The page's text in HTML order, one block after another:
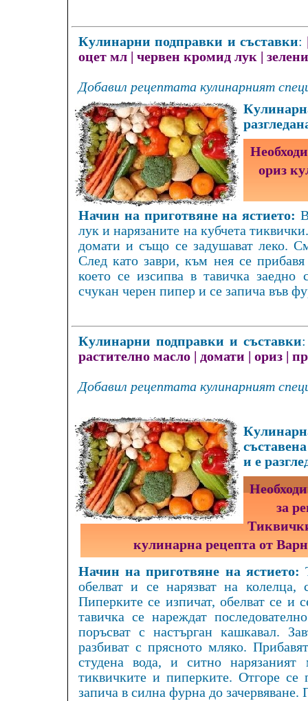
Кулинарни подправки и съставки:
оцет мл
червен кромид лук
Добавил рецептата кулинарният
ориз
Начин на приготвяне на ястието:
лук и нарязаните на кубчета
домати и също се задушават леко.
След като заври, към нея се
което се изсипва в тавичка
счукан черен пипер и се запича във
Кулинарни подправки и съставки
растително масло
домати ориз
Добавил рецептата кулинарният
и е
за
кулинарна рецепта от
Начин на приготвяне на ястието:
обелват и се нарязват на колелца,
Пиперките се изпичат, обелват се и
тавичка се нареждат
поръсват с настърган кашкавал.
разбиват с прясното мляко.
студена вода, и ситно нарязаният
тиквичките и пиперките. Отгоре се
запича в силна фурна до зачервяване.